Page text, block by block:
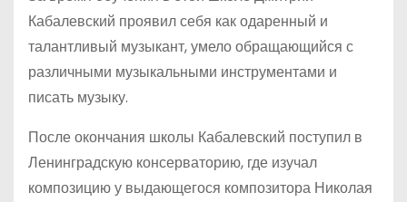
Кабалевский проявил себя как одаренный и
талантливый музыкант, умело обращающийся с
различными музыкальными инструментами и
писать музыку.
После окончания школы Кабалевский поступил в
Ленинградскую консерваторию, где изучал
композицию у выдающегося композитора Николая